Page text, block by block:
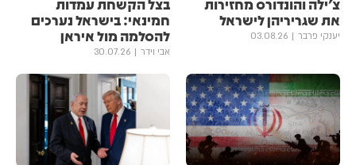
צ׳ילה והונדורס מחזירות
את שגריריהן לישראל
יענקי פרבר 03.08.26
בצל הקשחת עמדות
חמינאי: בישראל נערכים
להסלמה מול איראן
אבי וידר 30.07.26